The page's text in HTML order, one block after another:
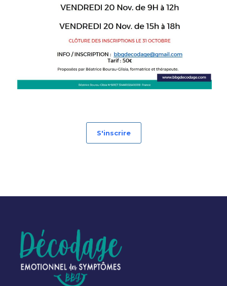
S'inscrire